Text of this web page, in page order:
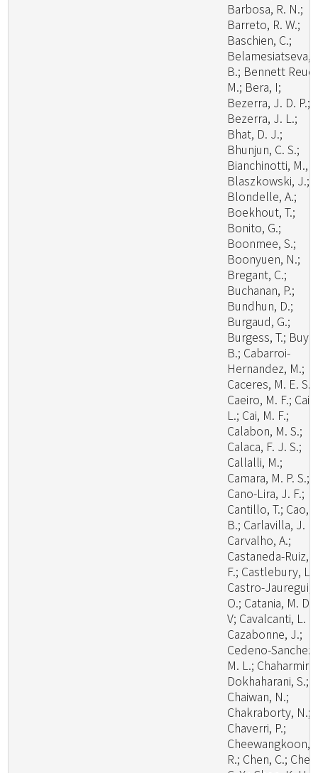
Barbosa, R. N.;
Barreto, R. W.;
Baschien, C.;
Belamesiatseva,
B.; Bennett
M.; Bera, I;
Bezerra, J. D. P.;
Bezerra, J. L.;
Bhat, D. J.;
Bhunjun, C. S.;
Bianchinotti, M.,
Blaszkowski, J.;
Blondelle, A.;
Boekhout, T.;
Bonito, G.;
Boonmee, S.;
Boonyuen, N.;
Bregant, C.;
Buchanan, P.;
Bundhun, D.;
Burgaud, G.;
Burgess, T.;
B.; Cabarroi-
Hernandez, M.;
Caceres, M. E. S.;
Caeiro, M. F.; Cai,
L.; Cai, M. F.;
Calabon, M. S.;
Calaca, F. J. S.;
Callalli, M.;
Camara, M. P. S.;
Cano-Lira, J. F.;
Cantillo, T.; Cao,
B.; Carlavilla, J.
Carvalho, A.;
Castaneda-Ruiz,
F.; Castlebury, L.;
Castro-Jauregui,
O.; Catania, M. D.,
V; Cavalcanti, L.
Cazabonne, J.;
Cedeno-Sanchez,
M. L.; Chaharmiri-
Dokhaharani, S.;
Chaiwan, N.;
Chakraborty, N.;
Chaverri, P.;
Cheewangkoon,
R.; Chen, C.;